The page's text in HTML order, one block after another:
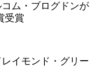
ム・ブログドンが
受賞
イモンド・グリー